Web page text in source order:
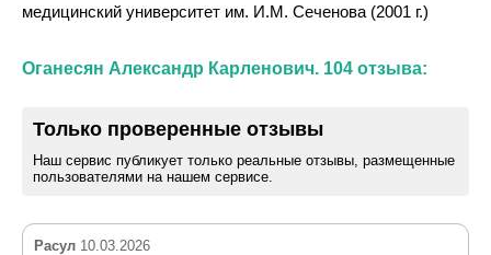
медицинский университет им. И.М. Сеченова (2001 г.)
Оганесян Александр Карленович. 104 отзыва:
Только проверенные отзывы
Наш сервис публикует только реальные отзывы, размещенные
пользователями на нашем сервисе.
Расул 10.03.2026